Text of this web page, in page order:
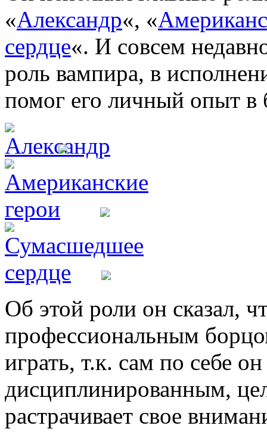
«Александр«, «
сердце«. И совсем
роль вампира, в
помог его личный опыт в
Об этой роли он сказал,
профессиональным
играть, т.к. сам по себе
дисциплинированным,
растрачивает свое